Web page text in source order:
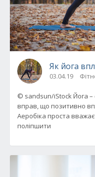
Як йога
03.04.19
© sandsun/iStock Йога –
вправ, що позитивно
Аеробіка проста
поліпшити